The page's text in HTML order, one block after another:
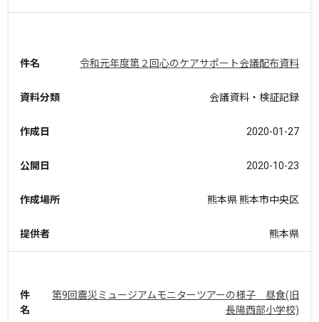
件名 令和元年度第２回心のケアサポート会議配布資料
資料分類 会議資料・検証記録
作成日 2020-01-27
公開日 2020-10-23
作成場所 熊本県 熊本市中央区
提供者 熊本県
件
名
第9回震災ミュージアムモニターツアーの様子 昼食(旧
長陽西部小学校)